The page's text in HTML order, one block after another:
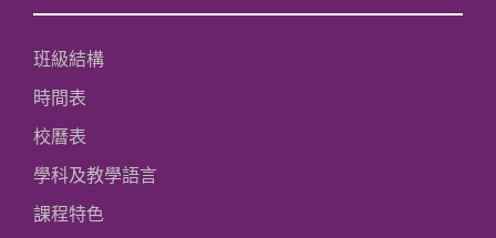
班級結構
時間表
校曆表
學科及教學語言
課程特色